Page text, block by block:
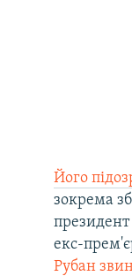
Його
зокрема
екс-
Рубан